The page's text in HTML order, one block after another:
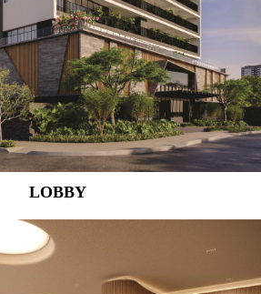
LOBBY